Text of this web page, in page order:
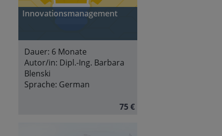
Innovationsmanagement
Dauer: 6 Monate
Autor/in: Dipl.-Ing. Barbara
Blenski
Sprache: German
75 €